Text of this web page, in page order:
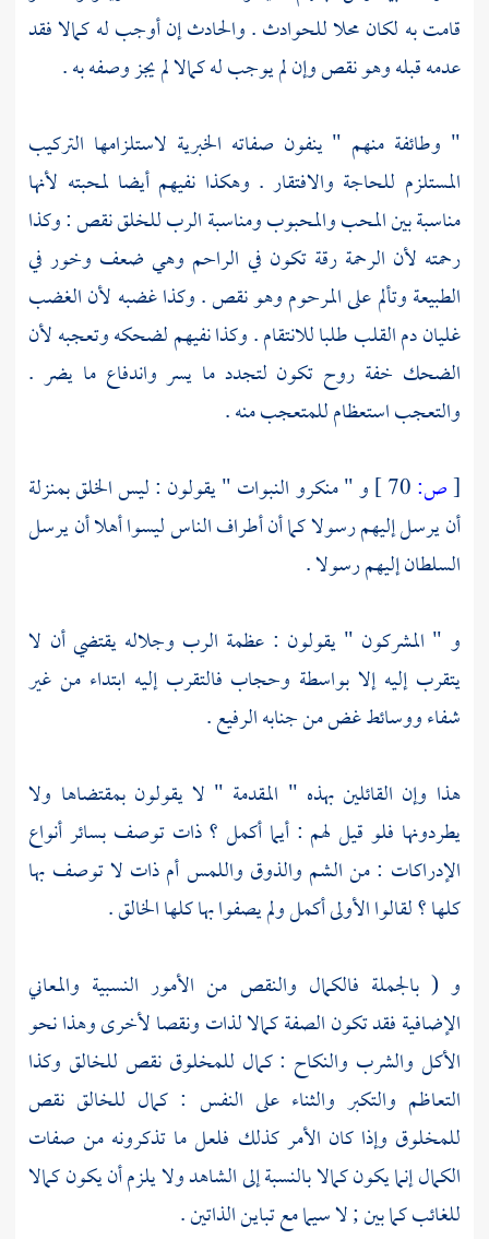
قامت به لكان محلا للحوادث . والحادث إن أوجب له كمالا فقد
عدمه قبله وهو نقص وإن لم يوجب له كمالا لم يجز وصفه به .
" وطائفة منهم " ينفون صفاته الخبرية لاستلزامها التركيب
المستلزم للحاجة والافتقار . وهكذا نفيهم أيضا لمحبته لأنها
مناسبة بين المحب والمحبوب ومناسبة الرب للخلق نقص : وكذا
رحمته لأن الرحمة رقة تكون في الراحم وهي ضعف وخور في
الطبيعة وتألم على المرحوم وهو نقص . وكذا غضبه لأن الغضب
غليان دم القلب طلبا للانتقام . وكذا نفيهم لضحكه وتعجبه لأن
الضحك خفة روح تكون لتجدد ما يسر واندفاع ما يضر .
والتعجب استعظام للمتعجب منه .
[ص:
و " منكرو النبوات " يقولون : ليس الخلق بمنزلة
أن يرسل إليهم رسولا كما أن أطراف الناس ليسوا أهلا أن يرسل
السلطان إليهم رسولا .
و " المشركون " يقولون : عظمة الرب وجلاله يقتضي أن لا
يتقرب إليه إلا بواسطة وحجاب فالتقرب إليه ابتداء من غير
شفاء ووسائط غض من جنابه الرفيع .
هذا وإن القائلين بهذه " المقدمة " لا يقولون بمقتضاها ولا
يطردونها فلو قيل لهم : أيما أكمل ؟ ذات توصف بسائر أنواع
الإدراكات : من الشم والذوق واللمس أم ذات لا توصف بها
كلها ؟ لقالوا الأولى أكمل ولم يصفوا بها كلها الخالق .
و ( بالجملة فالكمال والنقص من الأمور النسبية والمعاني
الإضافية فقد تكون الصفة كمالا لذات ونقصا لأخرى وهذا نحو
الأكل والشرب والنكاح : كمال للمخلوق نقص للخالق وكذا
التعاظم والتكبر والثناء على النفس : كمال للخالق نقص
للمخلوق وإذا كان الأمر كذلك فلعل ما تذكرونه من صفات
الكمال إنما يكون كمالا بالنسبة إلى الشاهد ولا يلزم أن يكون كمالا
للغائب كما بين ; لا سيما مع تباين الذاتين .